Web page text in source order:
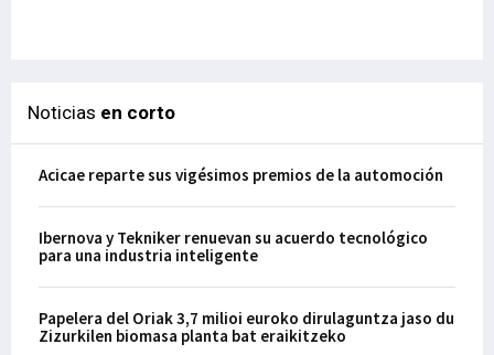
Noticias en corto
Acicae reparte sus vigésimos premios de la automoción
Ibernova y Tekniker renuevan su acuerdo tecnológico
para una industria inteligente
Papelera del Oriak 3,7 milioi euroko dirulaguntza jaso du
Zizurkilen biomasa planta bat eraikitzeko